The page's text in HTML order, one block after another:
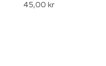
45,00 kr